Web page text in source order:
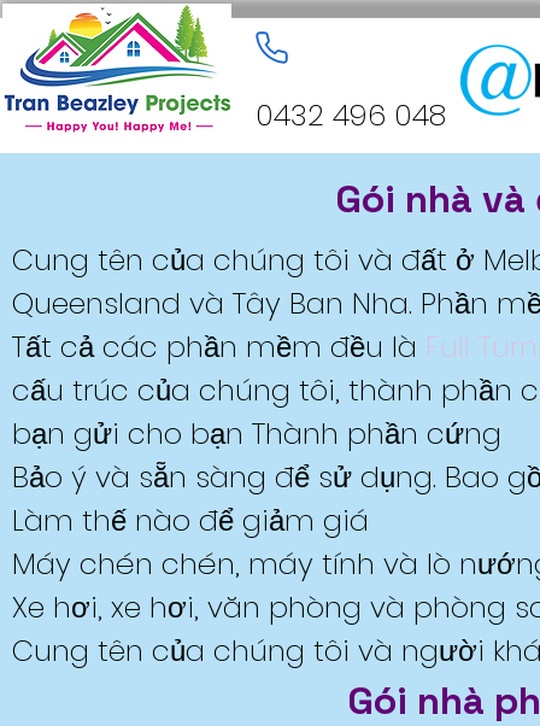
0432 496 048
Gói nhà
Cung tên của chúng tôi và đất ở
Queensland và Tây Ban Nha. Phần
Tất cả các phần mềm đều là Full
cấu trúc của chúng tôi, thành phần
bạn gửi cho bạn Thành phần cứng
Bảo ý và sẵn sàng để sử dụng. Bao
Làm thế nào để giảm giá
Máy chén chén, máy tính và lò
Xe hơi, xe hơi, văn phòng và phòng
Cung tên của chúng tôi và người
Gói nhà